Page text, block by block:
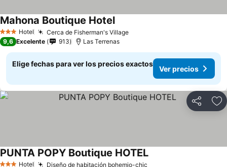
3 Estrellas
Hotel Cerca de Fisherman's VillageVer precios
Mahona Boutique HotelVer precios
9,6 Excelente 913 Las Terrenas
Elige fechas para ver los precios exactos
Ver precios
Compartir
Hotel Diseño de habitación bohemio-chic
PUNTA POPY Boutique HOTELVer precios